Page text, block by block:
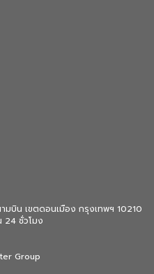
มบิน เขตดอนเมือง กรุงเทพฯ 10210
24 ชั่วโมง
Group